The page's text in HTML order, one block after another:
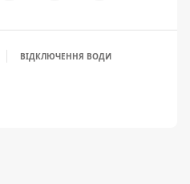
ВІДКЛЮЧЕННЯ ВОДИ